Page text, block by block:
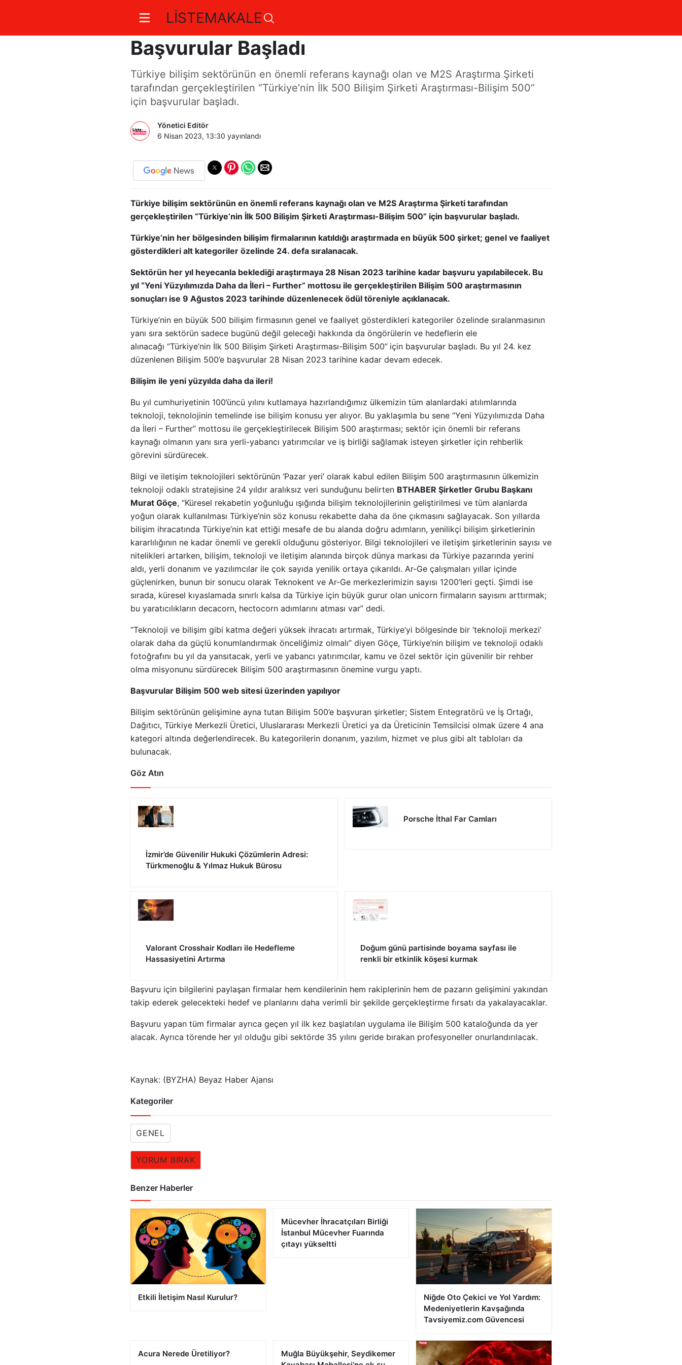
LİSTEMAKALE
24. Yılında “Bilişim 500 Araştırması" İçin
Başvurular Başladı
Türkiye bilişim sektörünün en önemli referans kaynağı olan ve M2S Araştırma Şirketi
tarafından gerçekleştirilen “Türkiye’nin İlk 500 Bilişim Şirketi Araştırması-Bilişim 500”
için başvurular başladı.
Yönetici Editör
6 Nisan 2023, 13:30 yayınlandı
Türkiye bilişim sektörünün en önemli referans kaynağı olan ve M2S Araştırma Şirketi tarafından
gerçekleştirilen “Türkiye’nin İlk 500 Bilişim Şirketi Araştırması-Bilişim 500” için başvurular başladı.
Türkiye’nin her bölgesinden bilişim firmalarının katıldığı araştırmada en büyük 500 şirket; genel ve faaliyet
gösterdikleri alt kategoriler özelinde 24. defa sıralanacak.
Sektörün her yıl heyecanla beklediği araştırmaya 28 Nisan 2023 tarihine kadar başvuru yapılabilecek. Bu
yıl “Yeni Yüzyılımızda Daha da İleri – Further” mottosu ile gerçekleştirilen Bilişim 500 araştırmasının
sonuçları ise 9 Ağustos 2023 tarihinde düzenlenecek ödül töreniyle açıklanacak.
Türkiye’nin en büyük 500 bilişim firmasının genel ve faaliyet gösterdikleri kategoriler özelinde sıralanmasının
yanı sıra sektörün sadece bugünü değil geleceği hakkında da öngörülerin ve hedeflerin ele
alınacağı “Türkiye’nin İlk 500 Bilişim Şirketi Araştırması-Bilişim 500” için başvurular başladı. Bu yıl 24. kez
düzenlenen Bilişim 500’e başvurular 28 Nisan 2023 tarihine kadar devam edecek.
Bilişim ile yeni yüzyılda daha da ileri!
Bu yıl cumhuriyetinin 100’üncü yılını kutlamaya hazırlandığımız ülkemizin tüm alanlardaki atılımlarında
teknoloji, teknolojinin temelinde ise bilişim konusu yer alıyor. Bu yaklaşımla bu sene “Yeni Yüzyılımızda Daha
da İleri – Further” mottosu ile gerçekleştirilecek Bilişim 500 araştırması; sektör için önemli bir referans
kaynağı olmanın yanı sıra yerli-yabancı yatırımcılar ve iş birliği sağlamak isteyen şirketler için rehberlik
görevini sürdürecek.
Bilgi ve iletişim teknolojileri sektörünün ‘Pazar yeri’ olarak kabul edilen Bilişim 500 araştırmasının ülkemizin
teknoloji odaklı stratejisine 24 yıldır aralıksız veri sunduğunu belirten BTHABER Şirketler Grubu Başkanı
Murat Göçe, “Küresel rekabetin yoğunluğu ışığında bilişim teknolojilerinin geliştirilmesi ve tüm alanlarda
yoğun olarak kullanılması Türkiye’nin söz konusu rekabette daha da öne çıkmasını sağlayacak. Son yıllarda
bilişim ihracatında Türkiye’nin kat ettiği mesafe de bu alanda doğru adımların, yenilikçi bilişim şirketlerinin
kararlılığının ne kadar önemli ve gerekli olduğunu gösteriyor. Bilgi teknolojileri ve iletişim şirketlerinin sayısı ve
nitelikleri artarken, bilişim, teknoloji ve iletişim alanında birçok dünya markası da Türkiye pazarında yerini
aldı, yerli donanım ve yazılımcılar ile çok sayıda yenilik ortaya çıkarıldı. Ar-Ge çalışmaları yıllar içinde
güçlenirken, bunun bir sonucu olarak Teknokent ve Ar-Ge merkezlerimizin sayısı 1200’leri geçti. Şimdi ise
sırada, küresel kıyaslamada sınırlı kalsa da Türkiye için büyük gurur olan unicorn firmaların sayısını arttırmak;
bu yaratıcılıkların decacorn, hectocorn adımlarını atması var” dedi.
“Teknoloji ve bilişim gibi katma değeri yüksek ihracatı artırmak, Türkiye’yi bölgesinde bir ‘teknoloji merkezi’
olarak daha da güçlü konumlandırmak önceliğimiz olmalı” diyen Göçe, Türkiye’nin bilişim ve teknoloji odaklı
fotoğrafını bu yıl da yansıtacak, yerli ve yabancı yatırımcılar, kamu ve özel sektör için güvenilir bir rehber
olma misyonunu sürdürecek Bilişim 500 araştırmasının önemine vurgu yaptı.
Başvurular Bilişim 500 web sitesi üzerinden yapılıyor
Bilişim sektörünün gelişimine ayna tutan Bilişim 500’e başvuran şirketler; Sistem Entegratörü ve İş Ortağı,
Dağıtıcı, Türkiye Merkezli Üretici, Uluslararası Merkezli Üretici ya da Üreticinin Temsilcisi olmak üzere 4 ana
kategori altında değerlendirecek. Bu kategorilerin donanım, yazılım, hizmet ve plus gibi alt tabloları da
bulunacak.
Göz Atın
İzmir’de Güvenilir Hukuki Çözümlerin Adresi:
Türkmenoğlu & Yılmaz Hukuk Bürosu
Porsche İthal Far Camları
Valorant Crosshair Kodları ile Hedefleme
Hassasiyetini Artırma
Doğum günü partisinde boyama sayfası ile
renkli bir etkinlik köşesi kurmak
Başvuru için bilgilerini paylaşan firmalar hem kendilerinin hem rakiplerinin hem de pazarın gelişimini yakından
takip ederek gelecekteki hedef ve planlarını daha verimli bir şekilde gerçekleştirme fırsatı da yakalayacaklar.
Başvuru yapan tüm firmalar ayrıca geçen yıl ilk kez başlatılan uygulama ile Bilişim 500 kataloğunda da yer
alacak. Ayrıca törende her yıl olduğu gibi sektörde 35 yılını geride bırakan profesyoneller onurlandırılacak.
Kaynak: (BYZHA) Beyaz Haber Ajansı
Kategoriler
GENEL
YORUM BIRAK
Benzer Haberler
Etkili İletişim Nasıl Kurulur?
Mücevher İhracatçıları Birliği
İstanbul Mücevher Fuarında
çıtayı yükseltti
Niğde Oto Çekici ve Yol Yardım:
Medeniyetlerin Kavşağında
Tavsiyemiz.com Güvencesi
Acura Nerede Üretiliyor?
Muğla Büyükşehir, Seydikemer